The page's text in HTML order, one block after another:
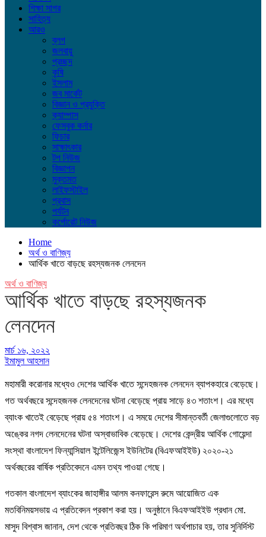
শিক্ষা সাগর
সাহিত্য
আরও
ব্লগ
জলবায়ু
প্রচ্ছদ
কৃষি
ইসলাম
জব মার্কেট
বিজ্ঞান ও প্রযুক্তি
ক্যাম্পাস
ফেসবুক কর্নার
ফিচার
সাক্ষাৎকার
টপ নিউজ
বিজ্ঞাপন
মুক্তমত
লাইফস্টাইল
প্রবাস
পর্যটন
কর্পোরেট নিউজ
Home
অর্থ ও বাণিজ্য
আর্থিক খাতে বাড়ছে রহস্যজনক লেনদেন
অর্থ ও বাণিজ্য
আর্থিক খাতে বাড়ছে রহস্যজনক
লেনদেন
মার্চ ১৬, ২০২২
ইমামুল আহসান
মহামারী করোনার মধ্যেও দেশের আর্থিক খাতে সন্দেহজনক লেনদেন ব্যাপকহারে বেড়েছে।
গত অর্থবছরে সন্দেহজনক লেনদেনের ঘটনা বেড়েছে প্রায় সাড়ে ৪৩ শতাংশ। এর মধ্যে
ব্যাংক খাতেই বেড়েছে প্রায় ৫৪ শতাংশ। এ সময়ে দেশের সীমান্তবর্তী জেলাগুলোতে বড়
অঙ্কের নগদ লেনদেনের ঘটনা অস্বাভাবিক বেড়েছে। দেশের কেন্দ্রীয় আর্থিক গোয়েন্দা
সংস্থা বাংলাদেশ ফিন্যান্সিয়াল ইন্টেলিজেন্স ইউনিটের (বিএফআইইউ) ২০২০-২১
অর্থবছরের বার্ষিক প্রতিবেদনে এমন তথ্য পাওয়া গেছে।
গতকাল বাংলাদেশ ব্যাংকের জাহাঙ্গীর আলম কনফারেন্স রুমে আয়োজিত এক
মতবিনিময়সভায় এ প্রতিবেদন প্রকাশ করা হয়। অনুষ্ঠানে বিএফআইইউ প্রধান মো.
মাসুদ বিশ্বাস জানান, দেশ থেকে প্রতিবছর ঠিক কি পরিমাণ অর্থপাচার হয়, তার সুনির্দিস্ট